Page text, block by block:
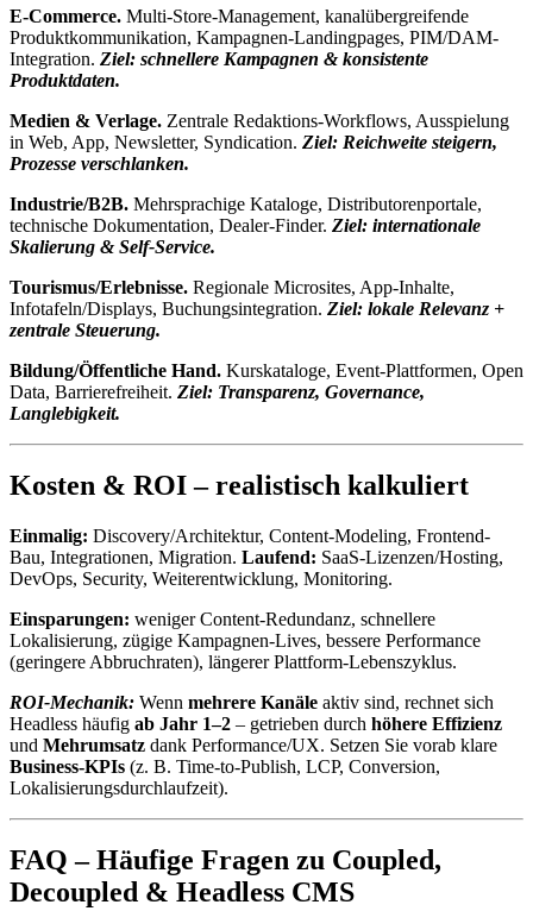
E-Commerce. Multi-Store-Management, kanalübergreifende
Produktkommunikation, Kampagnen-Landingpages, PIM/DAM-
Integration. Ziel: schnellere Kampagnen & konsistente
Produktdaten.
Medien & Verlage. Zentrale Redaktions-Workflows, Ausspielung
in Web, App, Newsletter, Syndication. Ziel: Reichweite steigern,
Prozesse verschlanken.
Industrie/B2B. Mehrsprachige Kataloge, Distributorenportale,
technische Dokumentation, Dealer-Finder. Ziel: internationale
Skalierung & Self-Service.
Tourismus/Erlebnisse. Regionale Microsites, App-Inhalte,
Infotafeln/Displays, Buchungsintegration. Ziel: lokale Relevanz +
zentrale Steuerung.
Bildung/Öffentliche Hand. Kurskataloge, Event-Plattformen, Open
Data, Barrierefreiheit. Ziel: Transparenz, Governance,
Langlebigkeit.
Kosten & ROI – realistisch kalkuliert
Einmalig: Discovery/Architektur, Content-Modeling, Frontend-
Bau, Integrationen, Migration. Laufend: SaaS-Lizenzen/Hosting,
DevOps, Security, Weiterentwicklung, Monitoring.
Einsparungen: weniger Content-Redundanz, schnellere
Lokalisierung, zügige Kampagnen-Lives, bessere Performance
(geringere Abbruchraten), längerer Plattform-Lebenszyklus.
ROI-Mechanik: Wenn mehrere Kanäle aktiv sind, rechnet sich
Headless häufig ab Jahr 1–2 – getrieben durch höhere Effizienz
und Mehrumsatz dank Performance/UX. Setzen Sie vorab klare
Business-KPIs (z. B. Time-to-Publish, LCP, Conversion,
Lokalisierungsdurchlaufzeit).
FAQ – Häufige Fragen zu Coupled,
Decoupled & Headless CMS